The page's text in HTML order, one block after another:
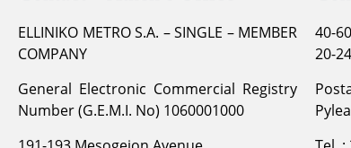
ELLINIKO METRO S.A. – SINGLE – MEMBER
COMPANY
General Electronic Commercial Registry
Number (G.E.M.I. No) 1060001000
40-
20-